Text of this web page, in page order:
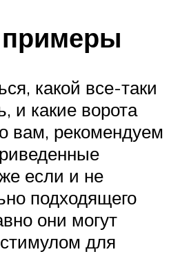
какой все-таки
и какие ворота
вам, рекомендуем
если и не
подходящего
они могут
для